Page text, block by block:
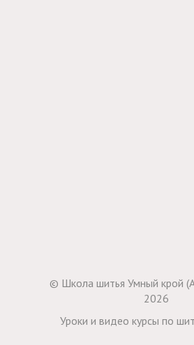
© Школа шитья Умный крой
2026
Уроки и видео курсы по